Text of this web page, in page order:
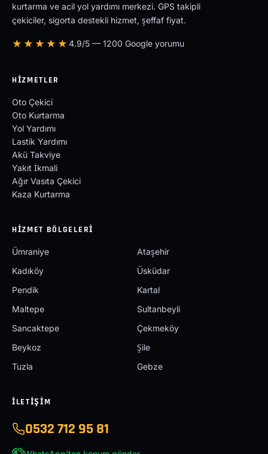
kurtarma ve acil yol yardımı merkezi. GPS takipli
çekiciler, sigorta destekli hizmet, şeffaf fiyat.
★★★★★ 4.9/5 — 1200 Google yorumu
HIZMETLER
Oto Çekici
Oto Kurtarma
Yol Yardımı
Lastik Yardımı
Akü Takviye
Yakıt İkmali
Ağır Vasıta Çekici
Kaza Kurtarma
HIZMET BÖLGELERI
Ümraniye
Ataşehir
Kadıköy
Üsküdar
Pendik
Kartal
Maltepe
Sultanbeyli
Sancaktepe
Çekmeköy
Beykoz
Şile
Tuzla
Gebze
İLETIŞIM
0532 712 95 81